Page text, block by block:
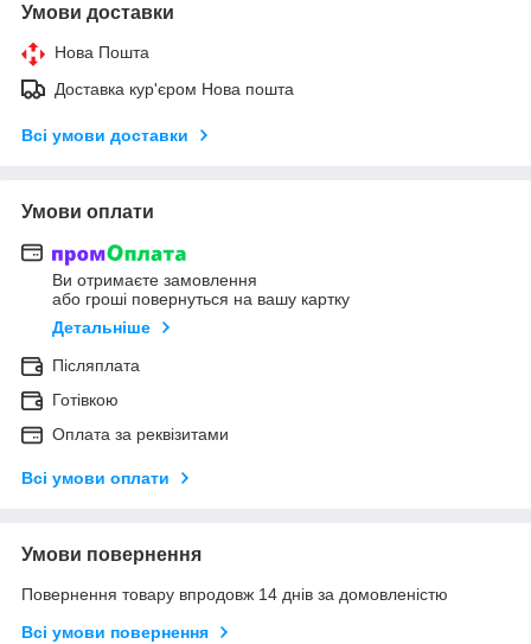
Умови доставки
Нова Пошта
Доставка кур'єром Нова пошта
Всі умови доставки
Умови оплати
Ви отримаєте замовлення
або гроші повернуться на вашу картку
Детальніше
Післяплата
Готівкою
Оплата за реквізитами
Всі умови оплати
Умови повернення
Повернення товару впродовж 14 днів за домовленістю
Всі умови повернення